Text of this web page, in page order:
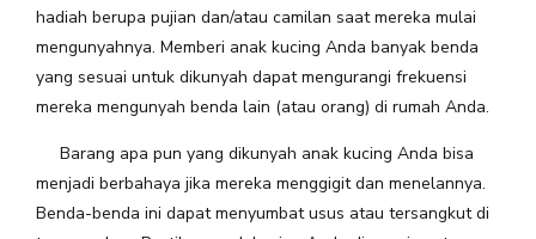
hadiah berupa pujian dan/atau camilan saat mereka mulai
mengunyahnya. Memberi anak kucing Anda banyak benda
yang sesuai untuk dikunyah dapat mengurangi frekuensi
mereka mengunyah benda lain (atau orang) di rumah Anda.
Barang apa pun yang dikunyah anak kucing Anda bisa
menjadi berbahaya jika mereka menggigit dan menelannya.
Benda-benda ini dapat menyumbat usus atau tersangkut di